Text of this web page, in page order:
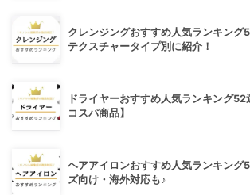
クレンジングおすすめ人気ランキング
テクスチャータイプ別に紹介！
ドライヤーおすすめ人気ランキング52
コスパ商品】
ヘアアイロンおすすめ人気ランキング
ズ向け・海外対応も♪